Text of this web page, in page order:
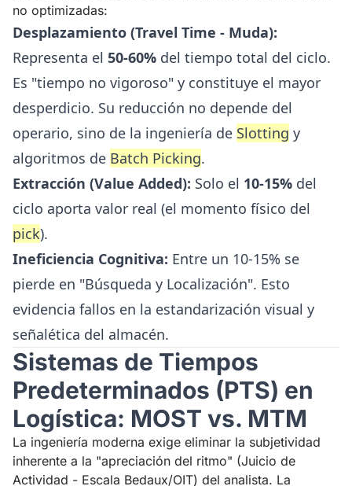
no optimizadas:
Desplazamiento (Travel Time - Muda):
Representa el 50-60% del tiempo total del ciclo.
Es "tiempo no vigoroso" y constituye el mayor
desperdicio. Su reducción no depende del
operario, sino de la ingeniería de Slotting y
algoritmos de Batch Picking.
Extracción (Value Added): Solo el 10-15% del
ciclo aporta valor real (el momento físico del
pick).
Ineficiencia Cognitiva: Entre un 10-15% se
pierde en "Búsqueda y Localización". Esto
evidencia fallos en la estandarización visual y
señalética del almacén.
Sistemas de Tiempos
Predeterminados (PTS) en
Logística: MOST vs. MTM
La ingeniería moderna exige eliminar la subjetividad
inherente a la "apreciación del ritmo" (Juicio de
Actividad - Escala Bedaux/OIT) del analista. La